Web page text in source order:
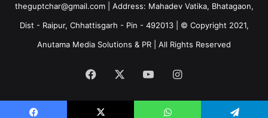
theguptchar@gmail.com | Address: Mahadev Vatika, Bhatagaon,
Dist - Raipur, Chhattisgarh - Pin - 492013 | © Copyright 2021,
Anutama Media Solutions & PR | All Rights Reserved
Facebook YouTubeInstagram